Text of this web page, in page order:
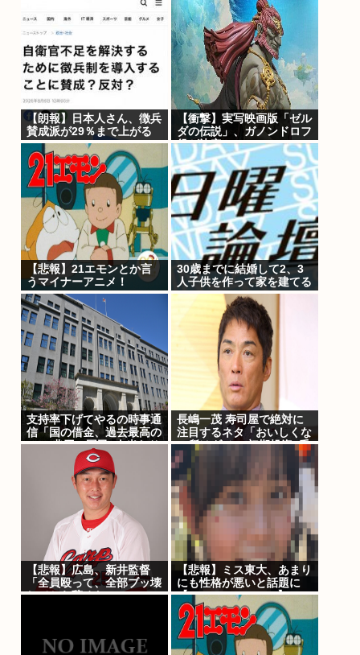
ルマは総額55億円ですで
に合意？ 残るは本人の意
思
しさを日々感じておりま
す｣
【朗報】日本人さん、徴兵
賛成派が29％まで上がる
www
【衝撃】実写映画版「ゼル
ダの伝説」、ガノンドロフ
役が決定
【悲報】21エモンとか言
うマイナーアニメ！
30歳までに結婚して2、3
人子供を作って家を建てる
支持率下げてやるの時事通
信「国の借金、過去最高の
1346兆円。国民1人当たり
の借金は約1095万円に」
長嶋一茂 寿司屋で絶対に
注目するネタ「おいしくな
い所はダメ」 初期投資6千
万円でオープン経験あり
「ちょっとやってた」
【悲報】広島、新井監督
「全員殴って、全部ブッ壊
してから辞めたい」
【悲報】ミス東大、あまり
にも性格が悪いと話題に
【Pickup08082942】